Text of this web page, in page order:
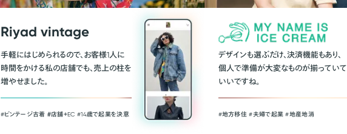
Riyad vintage
手軽にはじめられるので、お客様1人に
時間をかける私の店舗でも、売上の柱を
増やせました。
#ビンテージ古着 ＃店舗＋EC #14歳で起業を決意
デザインも選ぶだけ、決済機能もあり、
個人で準備が大変なものが揃っていて
いいですね。
#地方移住 #夫婦で起業 #地産地消